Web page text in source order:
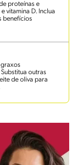
proteínas e
vitamina D. Inclua
benefícios
outras
de oliva para